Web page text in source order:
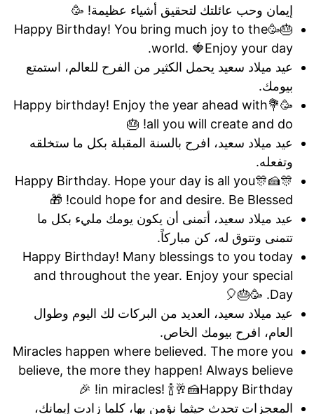
إيمان وحب عائلتك لتحقيق أشياء عظيمة! 🥳
🎂🥳Happy Birthday! You bring much joy to the
world. 🍓Enjoy your day.
عيد ميلاد سعيد يحمل الكثير من الفرح للعالم، استمتع
بيومك.
🥳💐Happy birthday! Enjoy the year ahead with
all you will create and do! 🎂
عيد ميلاد سعيد، افرح بالسنة المقبلة بكل ما ستخلقه
وتفعله.
🎊🍰🎊Happy Birthday. Hope your day is all you
could hope for and desire. Be Blessed! 🎁
عيد ميلاد سعيد، أتمنى أن يكون يومك مليء بكل ما
تتمنى وتتوق له، كن مباركاً.
Happy Birthday! Many blessings to you today
and throughout the year. Enjoy your special
Day. 🥳🎂🎈
عيد ميلاد سعيد، العديد من البركات لك اليوم وطوال
العام، افرح بيومك الخاص.
Miracles happen where believed. The more you
believe, the more they happen! Always believe
in miracles! 🍾🥂🍰Happy Birthday! 🎉
المعجزات تحدث حيثما نؤمن بها، كلما زادت إيمانك،